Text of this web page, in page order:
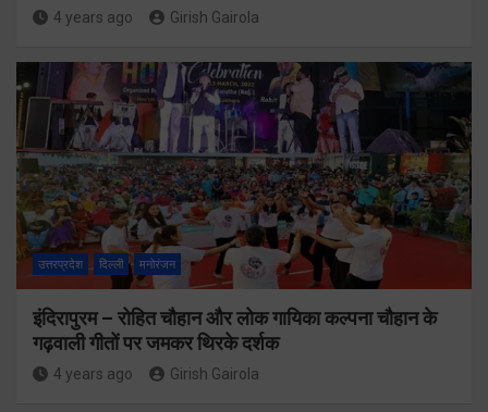
4 years ago Girish Gairola
उत्तरप्रदेश दिल्ली मनोरंजन
इंदिरापुरम – रोहित चौहान और लोक गायिका कल्पना चौहान के
गढ़वाली गीतों पर जमकर थिरके दर्शक
4 years ago Girish Gairola